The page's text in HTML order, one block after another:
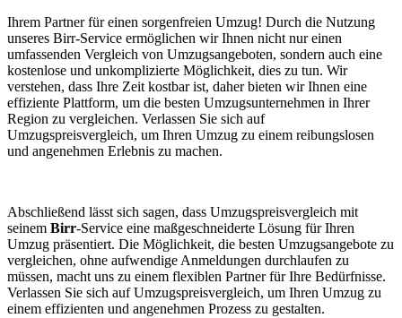
Ihrem Partner für einen sorgenfreien Umzug! Durch die Nutzung
unseres Birr-Service ermöglichen wir Ihnen nicht nur einen
umfassenden Vergleich von Umzugsangeboten, sondern auch eine
kostenlose und unkomplizierte Möglichkeit, dies zu tun. Wir
verstehen, dass Ihre Zeit kostbar ist, daher bieten wir Ihnen eine
effiziente Plattform, um die besten Umzugsunternehmen in Ihrer
Region zu vergleichen. Verlassen Sie sich auf
Umzugspreisvergleich, um Ihren Umzug zu einem reibungslosen
und angenehmen Erlebnis zu machen.
Abschließend lässt sich sagen, dass Umzugspreisvergleich mit
seinem Birr-Service eine maßgeschneiderte Lösung für Ihren
Umzug präsentiert. Die Möglichkeit, die besten Umzugsangebote zu
vergleichen, ohne aufwendige Anmeldungen durchlaufen zu
müssen, macht uns zu einem flexiblen Partner für Ihre Bedürfnisse.
Verlassen Sie sich auf Umzugspreisvergleich, um Ihren Umzug zu
einem effizienten und angenehmen Prozess zu gestalten.